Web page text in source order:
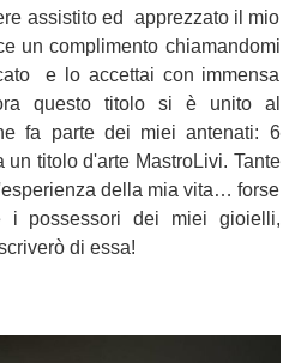
assistito ed apprezzato il mio
un complimento chiamandomi
e lo accettai con immensa
questo titolo si è unito al
fa parte dei miei antenati: 6
un titolo d'arte MastroLivi. Tante
della mia vita… forse
i possessori dei miei gioielli,
di essa!